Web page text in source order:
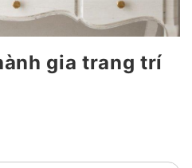
gia trang trí